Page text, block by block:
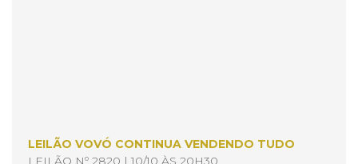
LEILÃO VOVÓ CONTINUA VENDENDO TUDO
LEILÃO Nº 2820 | 10/10 ÀS 20H30